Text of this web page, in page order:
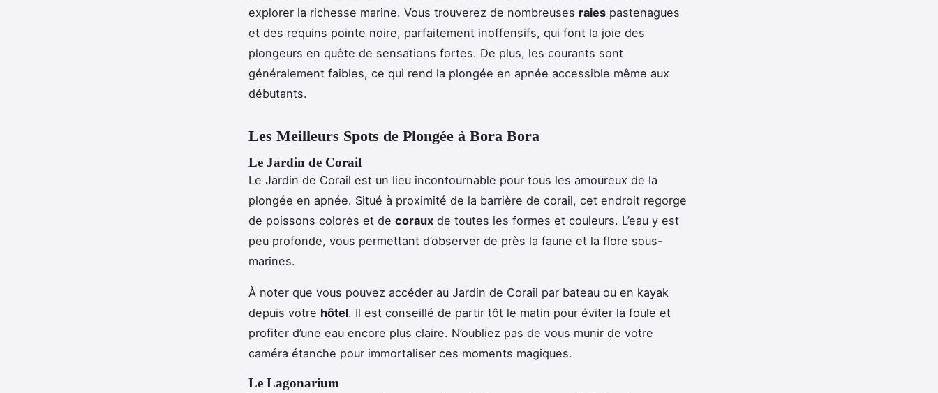
explorer la richesse marine. Vous trouverez de nombreuses raies pastenagues
et des requins pointe noire, parfaitement inoffensifs, qui font la joie des
plongeurs en quête de sensations fortes. De plus, les courants sont
généralement faibles, ce qui rend la plongée en apnée accessible même aux
débutants.
Les Meilleurs Spots de Plongée à Bora Bora
Le Jardin de Corail
Le Jardin de Corail est un lieu incontournable pour tous les amoureux de la
plongée en apnée. Situé à proximité de la barrière de corail, cet endroit regorge
de poissons colorés et de coraux de toutes les formes et couleurs. L’eau y est
peu profonde, vous permettant d’observer de près la faune et la flore sous-
marines.
À noter que vous pouvez accéder au Jardin de Corail par bateau ou en kayak
depuis votre hôtel. Il est conseillé de partir tôt le matin pour éviter la foule et
profiter d’une eau encore plus claire. N’oubliez pas de vous munir de votre
caméra étanche pour immortaliser ces moments magiques.
Le Lagonarium